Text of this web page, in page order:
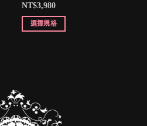
NT$3,980
選擇規格